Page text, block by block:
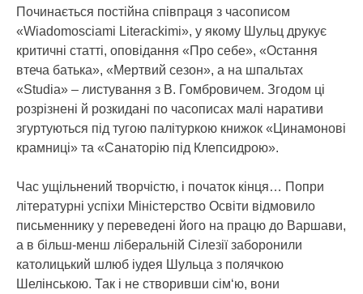
Починається постійна співпраця з часописом
«Wiadomosciami Literackimi», у якому Шульц друкує
критичні статті, оповідання «Про себе», «Остання
втеча батька», «Мертвий сезон», а на шпальтах
«Studia» – листування з В. Гомбровичем. Згодом ці
розрізнені й розкидані по часописах малі наративи
згуртуються під тугою палітуркою книжок «Цинамонові
крамниці» та «Санаторію під Клепсидрою».
Час ущільнений творчістю, і початок кінця… Попри
літературні успіхи Міністерство Освіти відмовило
письменнику у переведені його на працю до Варшави,
а в більш-менш ліберальній Сілезії заборонили
католицький шлюб іудея Шульца з полячкою
Шелінською. Так і не створивши сім‘ю, вони